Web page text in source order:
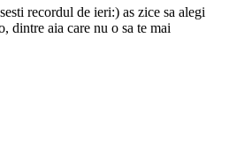
recordul de ieri:) as zice sa alegi
dintre aia care nu o sa te mai